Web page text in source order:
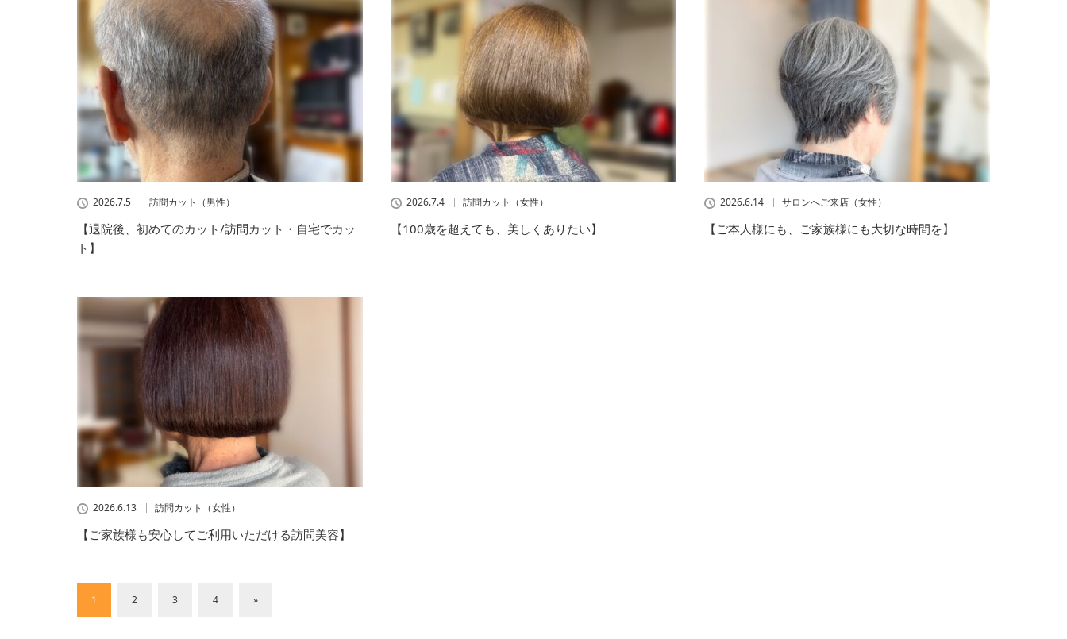
2026.7.5 訪問カット（男性）
【退院後、初めてのカット/訪問カット・自宅でカッ
ト】
2026.7.4 訪問カット（女性）
【100歳を超えても、美しくありたい】
2026.6.14 サロンへご来店（女性）
【ご本人様にも、ご家族様にも大切な時間を】
2026.6.13 訪問カット（女性）
【ご家族様も安心してご利用いただける訪問美容】
1 2 3 4 »